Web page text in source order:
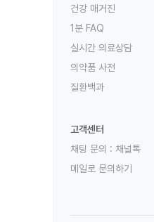
건강 매거진
1분 FAQ
실시간 의료상담
의약품 사전
질환백과
고객센터
채팅 문의 : 채널톡
메일로 문의하기